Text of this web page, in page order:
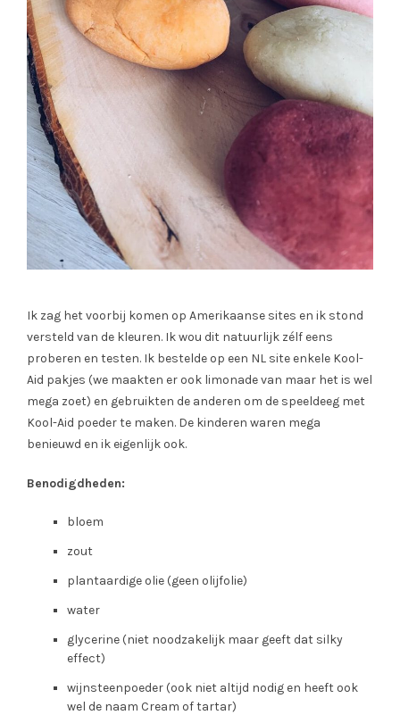
Ik zag het voorbij komen op Amerikaanse sites en ik stond
versteld van de kleuren. Ik wou dit natuurlijk zélf eens
proberen en testen. Ik bestelde op een NL site enkele Kool-
Aid pakjes (we maakten er ook limonade van maar het is wel
mega zoet) en gebruikten de anderen om de speeldeeg met
Kool-Aid poeder te maken. De kinderen waren mega
benieuwd en ik eigenlijk ook.
Benodigdheden:
bloem
zout
plantaardige olie (geen olijfolie)
water
glycerine (niet noodzakelijk maar geeft dat silky
effect)
wijnsteenpoeder (ook niet altijd nodig en heeft ook
wel de naam Cream of tartar)